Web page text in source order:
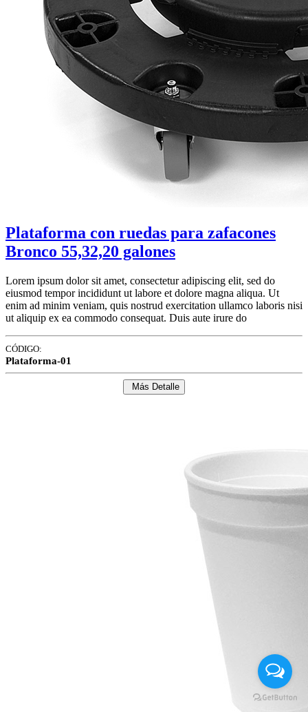
Plataforma con ruedas para zafacones
Bronco 55,32,20 galones
Lorem ipsum dolor sit amet, consectetur adipiscing elit, sed do
eiusmod tempor incididunt ut labore et dolore magna aliqua. Ut
enim ad minim veniam, quis nostrud exercitation ullamco laboris nisi
ut aliquip ex ea commodo consequat. Duis aute irure do
CÓDIGO:
Plataforma-01
Más Detalle